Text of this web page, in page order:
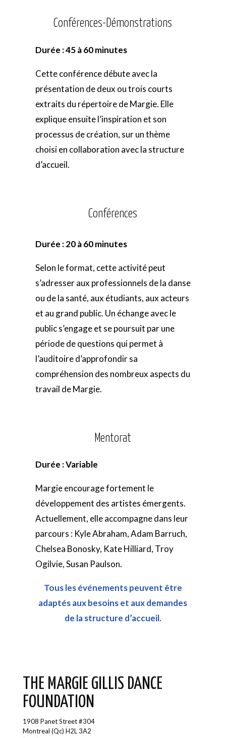
Conférences-Démonstrations
Durée : 45 à 60 minutes
Cette conférence débute avec la
présentation de deux ou trois courts
extraits du répertoire de Margie. Elle
explique ensuite l’inspiration et son
processus de création, sur un thème
choisi en collaboration avec la structure
d’accueil.
Conférences
Durée : 20 à 60 minutes
Selon le format, cette activité peut
s’adresser aux professionnels de la danse
ou de la santé, aux étudiants, aux acteurs
et au grand public. Un échange avec le
public s’engage et se poursuit par une
période de questions qui permet à
l’auditoire d’approfondir sa
compréhension des nombreux aspects du
travail de Margie.
Mentorat
Durée : Variable
Margie encourage fortement le
développement des artistes émergents.
Actuellement, elle accompagne dans leur
parcours : Kyle Abraham, Adam Barruch,
Chelsea Bonosky, Kate Hilliard, Troy
Ogilvie, Susan Paulson.
Tous les événements peuvent être
adaptés aux besoins et aux demandes
de la structure d’accueil.
THE MARGIE GILLIS DANCE
FOUNDATION
1908 Panet Street #304
Montreal (Qc) H2L 3A2